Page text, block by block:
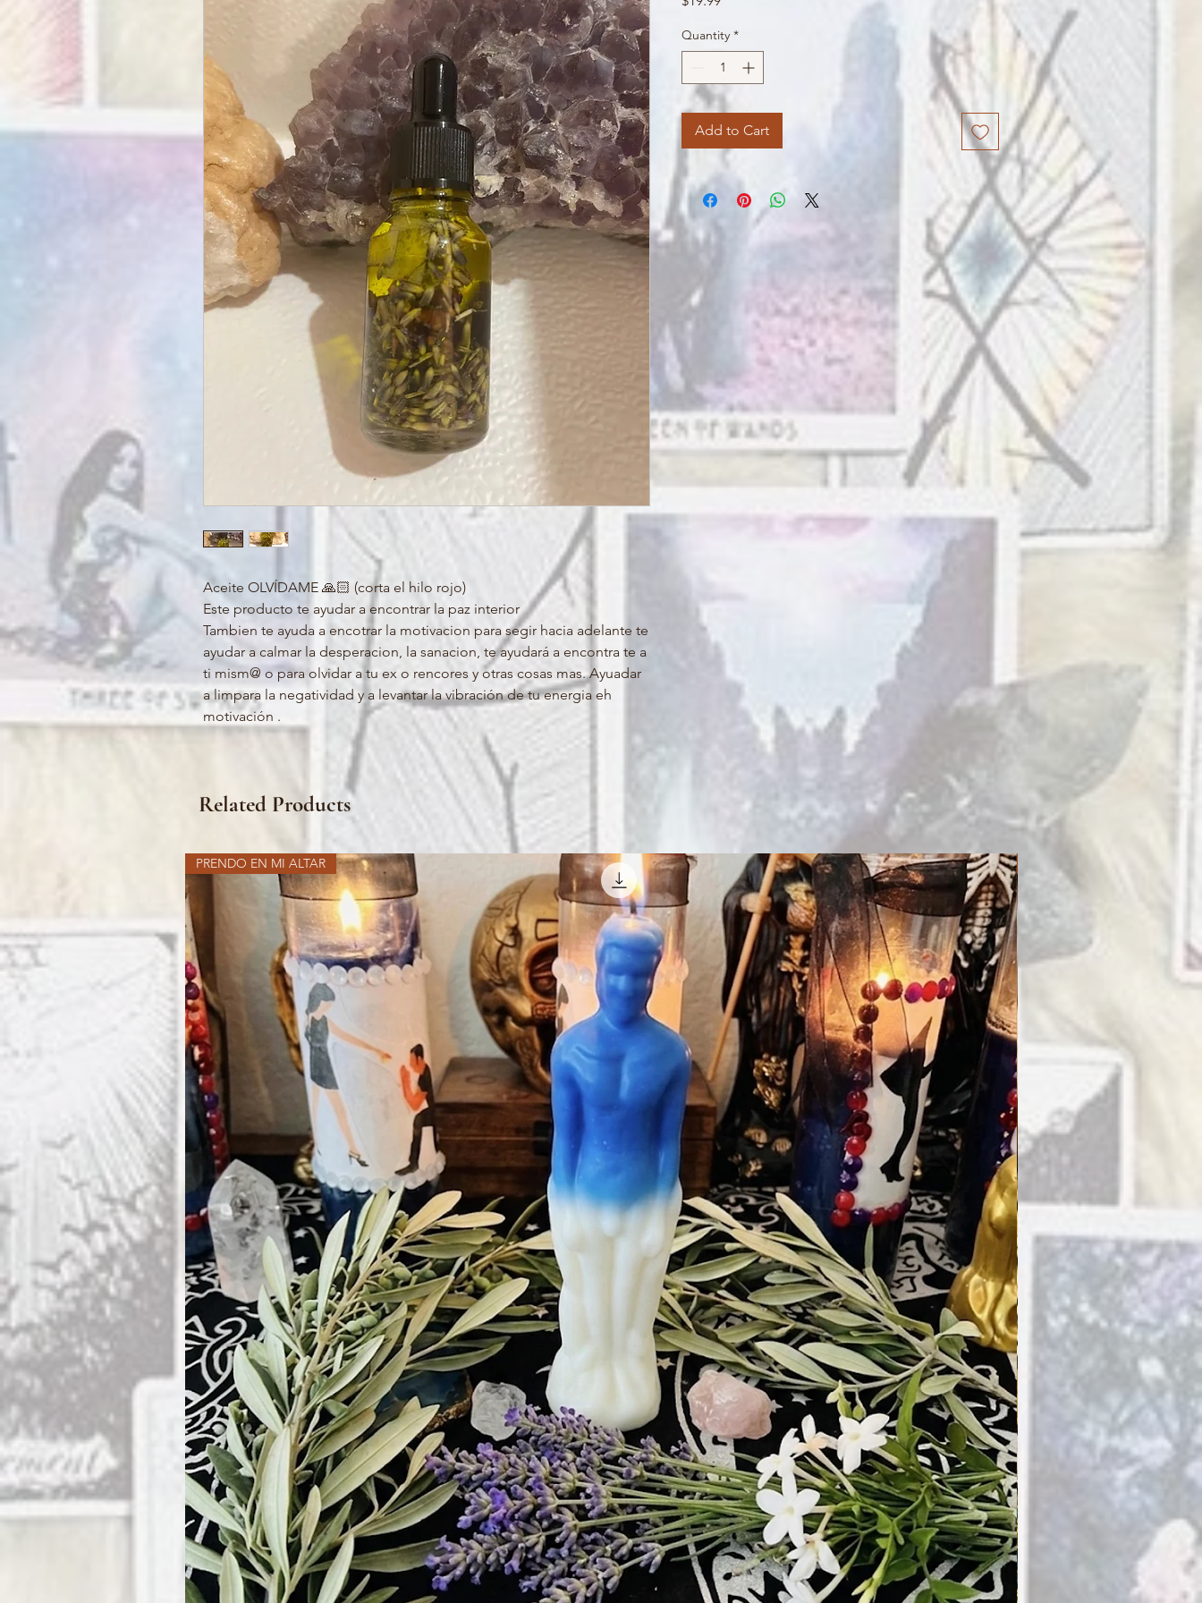
Aceite OLVÍDAME 🙏🏻 (corta el hilo rojo)
Este producto te ayudar a encontrar la paz interior
Tambien te ayuda a encotrar la motivacion para segir hacia adelante te
ayudar a calmar la desperacion, la sanacion, te ayudará a encontra te a
ti mism@ o para olvidar a tu ex o rencores y otras cosas mas. Ayuadar
a limpara la negatividad y a levantar la vibración de tu energia eh
motivación .
Quantity *
Add to Cart
Related Products
PRENDO EN MI ALTAR